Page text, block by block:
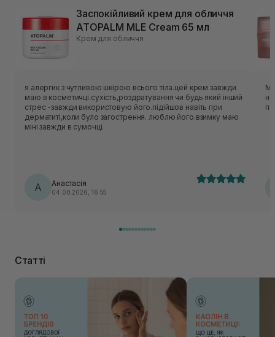
Заспокійливий крем для обличчя
ATOPALM MLE Cream 65 мл
Крем для обличчя
я алергик з чутливою шкірою всього тіла.цей крем завжди
маю в косметичці.сухість,роздратування чи будь який інший
стрес -завжди використовую його.підійшов навіть при
дерматиті,коли було загострення. люблю його.взимку маю
міні завжди в сумочці.
А Анастасія
04.08.2026, 16:55
Статті